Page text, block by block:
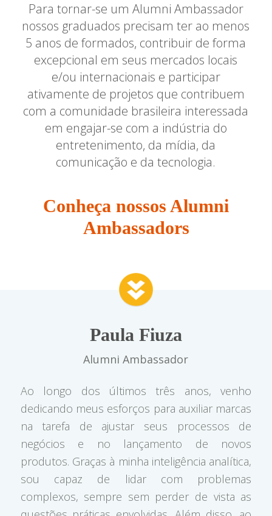
Para tornar-se um Alumni Ambassador
nossos graduados precisam ter ao menos
5 anos de formados, contribuir de forma
excepcional em seus mercados locais
e/ou internacionais e participar
ativamente de projetos que contribuem
com a comunidade brasileira interessada
em engajar-se com a indústria do
entretenimento, da mídia, da
comunicação e da tecnologia.
Conheça nossos Alumni
Ambassadors
Paula Fiuza
Alumni Ambassador
Ao longo dos últimos três anos, venho
dedicando meus esforços para auxiliar marcas
na tarefa de ajustar seus processos de
negócios e no lançamento de novos
produtos. Graças à minha inteligência analítica,
sou capaz de lidar com problemas
complexos, sempre sem perder de vista as